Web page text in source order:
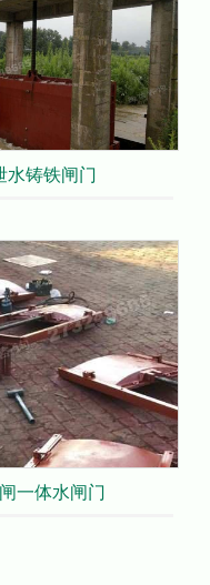
水铸铁闸门
一体水闸门